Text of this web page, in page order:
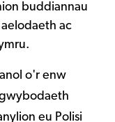
buddiannau
ac
o'r enw
eu Polisi